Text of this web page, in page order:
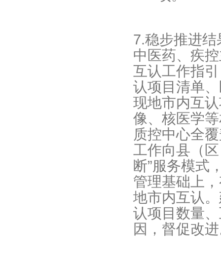
7.稳步推进
中医药、疾
互认工作指
认项目清单
现地市内互
像、核医学
质控中心全
工作向县（
断”服务模式
管理基础上
地市内互认
认项目数量
因，督促改